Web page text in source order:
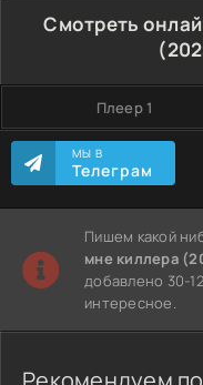
Смотреть
Плеер 1
МЫ В
Телеграм
Пишем какой
мне киллера
добавлено 30-
интересное.